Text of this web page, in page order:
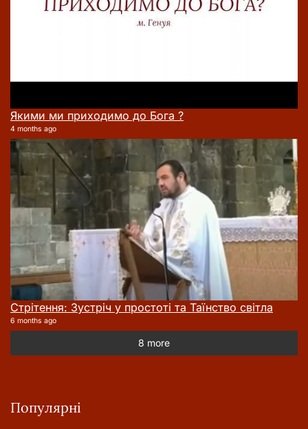
Якими ми приходимо до Бога ?
4 months ago
Стрітення: Зустріч у простоті та Таїнство світла
6 months ago
8 more
Популярні